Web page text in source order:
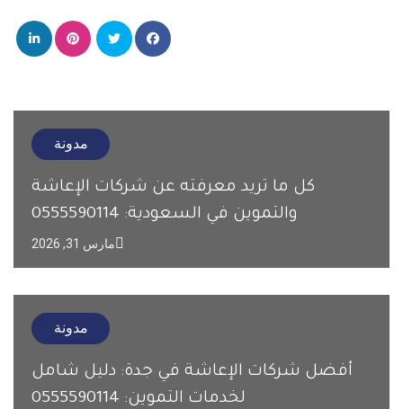
مدونة
كل ما تريد معرفته عن شركات الإعاشة
والتموين في السعودية: 0555590114
مارس 31, 2026
مدونة
أفضل شركات الإعاشة في جدة: دليل شامل
لخدمات التموين: 0555590114